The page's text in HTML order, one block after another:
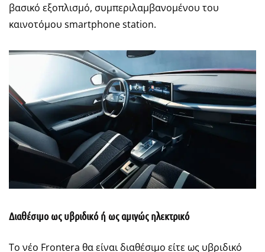
βασικό εξοπλισμό, συμπεριλαμβανομένου του
καινοτόμου smartphone station.
Διαθέσιμο ως υβριδικό ή ως αμιγώς ηλεκτρικό
Το νέο Frontera θα είναι διαθέσιμο είτε ως υβριδικό